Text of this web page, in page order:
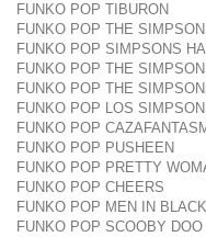
FUNKO POP TIBURON
FUNKO POP THE
FUNKO POP SIMPSONS
FUNKO POP THE
FUNKO POP THE
FUNKO POP LOS
FUNKO POP
FUNKO POP PUSHEEN
FUNKO POP PRETTY
FUNKO POP CHEERS
FUNKO POP MEN IN
FUNKO POP SCOOBY DOO